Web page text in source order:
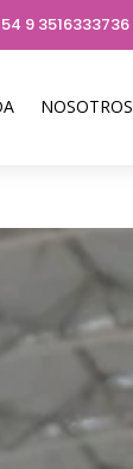
9 3516333736
NOSOTROS